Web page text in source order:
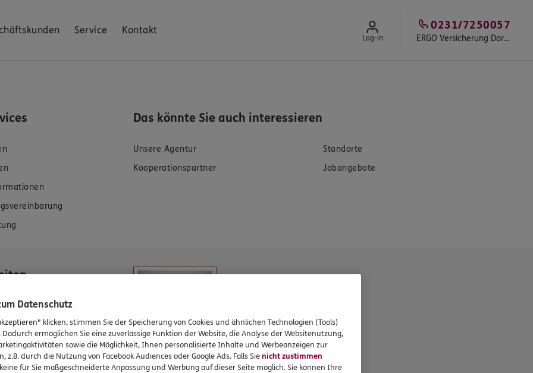
Service Kontakt
Log-in ERGO Versicherung Dortmund - Christian Schlüter
0231/7250057
Das könnte Sie auch interessieren
Unsere Agentur
Standorte
Kooperationspartner
Jobangebote
und 14:00 - 17:00
und 14:00 - 17:00
und 14:00 - 17:00
und 14:00 - 17:00
Datenschutz
klicken, stimmen Sie der Speicherung von Cookies und ähnlichen Technologien (Tools)
ermöglichen Sie eine zuverlässige Funktion der Website, die Analyse der Websitenutzung,
sowie die Möglichkeit, Ihnen personalisierte Inhalte und Werbeanzeigen zur
z.B. durch die Nutzung von Facebook Audiences oder Google Ads. Falls Sienicht zustimmen
für Sie maßgeschneiderte Anpassung und Werbung auf dieser Seite möglich. Sie können Ihre